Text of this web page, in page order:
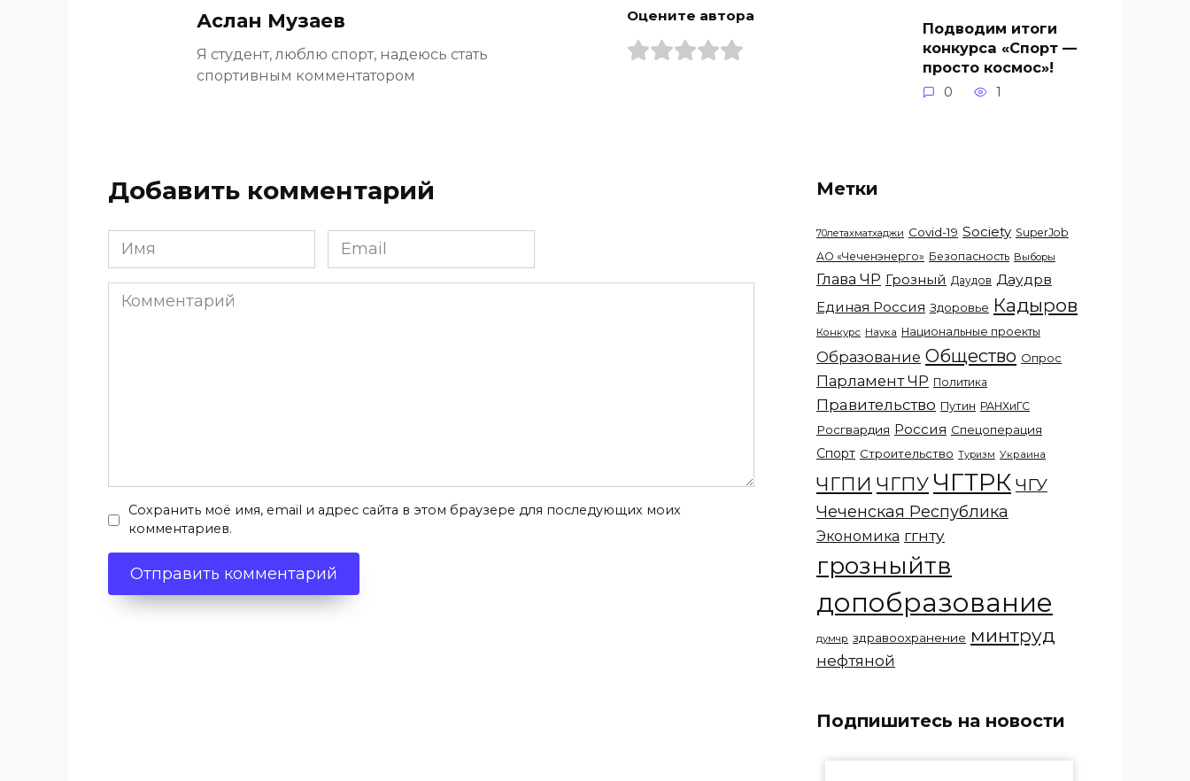
Аслан Музаев
Я студент, люблю спорт, надеюсь стать
спортивным комментатором
Оцените автора
Добавить комментарий
Имя
*
Email
*
Комментарий
Сохранить моё имя, email и адрес сайта в этом браузере для последующих моих
комментариев.
Подводим итоги
конкурса «Спорт —
просто космос»!
0 1
Метки
70летахматхаджи Covid-19 Society SuperJob
АО «Чеченэнерго» Безопасность Выборы
Глава ЧР Грозный Даудов Даудрв
Единая Россия Здоровье Кадыров
Конкурс Наука Национальные проекты
Образование Общество Опрос
Парламент ЧР Политика
Правительство Путин РАНХиГС
Росгвардия Россия Спецоперация
Спорт Строительство Туризм Украина
ЧГПИ ЧГПУ ЧГТРК ЧГУ
Чеченская Республика
Экономика ггнту
грозныйтв
допобразование
думчр здравоохранение минтруд
нефтяной
Подпишитесь на новости